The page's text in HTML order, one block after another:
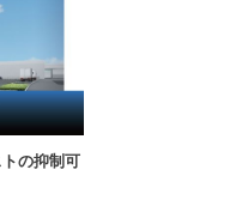
の抑制可